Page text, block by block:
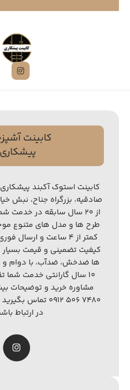
کابینت
پیشکاری
کابینت استوک آکبند
صادقیه، بزرگراه جناح، نبش
از ۲۰ سال سابقه در
طرح ها و مدل های متنوع
کمتر از ۴ ساعت و
کیفیت تضمینی و قیمت
ها ضدخش، ضدآب، با دوام و
۱۰ سال گارانتی خدمت شما
مشاوره خرید و توضیحات
۷۴۸۰ ۵۰۶ ۰۹۱۲
در ارتباط